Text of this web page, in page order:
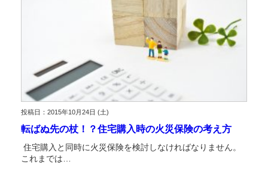
投稿日：2015年10月24日 (土)
転ばぬ先の杖！？住宅購入時の火災保険の考え方
住宅購入と同時に火災保険を検討しなければなりません。
これまでは…